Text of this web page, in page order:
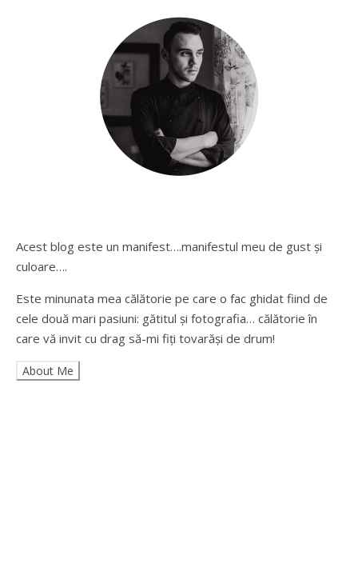
Acest blog este un manifest….manifestul meu de gust și
culoare….
Este minunata mea călătorie pe care o fac ghidat fiind de
cele două mari pasiuni: gătitul și fotografia… călătorie în
care vă invit cu drag să-mi fiți tovarăși de drum!